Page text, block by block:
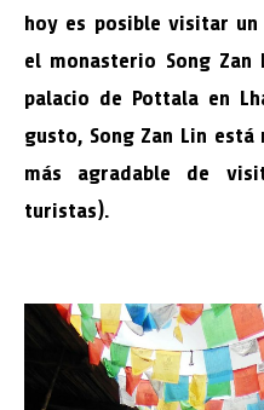
hoy es posible visitar
el monasterio Song Zan
palacio de Pottala en
gusto, Song Zan Lin
más agradable de
turistas).